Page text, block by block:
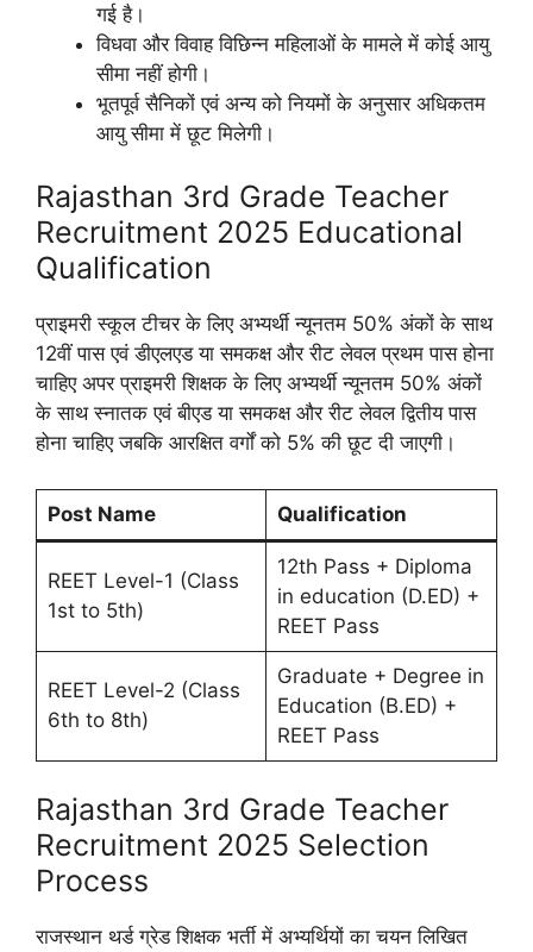
गई है।
विधवा और विवाह विछिन्न महिलाओं के मामले में कोई आयु
सीमा नहीं होगी।
भूतपूर्व सैनिकों एवं अन्य को नियमों के अनुसार अधिकतम
आयु सीमा में छूट मिलेगी।
Rajasthan 3rd Grade Teacher
Recruitment 2025 Educational
Qualification
प्राइमरी स्कूल टीचर के लिए अभ्यर्थी न्यूनतम 50% अंकों के साथ
12वीं पास एवं डीएलएड या समकक्ष और रीट लेवल प्रथम पास होना
चाहिए अपर प्राइमरी शिक्षक के लिए अभ्यर्थी न्यूनतम 50% अंकों
के साथ स्नातक एवं बीएड या समकक्ष और रीट लेवल द्वितीय पास
होना चाहिए जबकि आरक्षित वर्गों को 5% की छूट दी जाएगी।
Post Name Qualification
REET Level-1 (Class
1st to 5th)
12th Pass + Diploma
in education (D.ED) +
REET Pass
REET Level-2 (Class
6th to 8th)
Graduate + Degree in
Education (B.ED) +
REET Pass
Rajasthan 3rd Grade Teacher
Recruitment 2025 Selection
Process
राजस्थान थर्ड ग्रेड शिक्षक भर्ती में अभ्यर्थियों का चयन लिखित